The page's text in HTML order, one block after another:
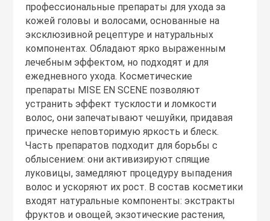
профессиональные препараты для ухода за
кожей головы и волосами, основанные на
эксклюзивной рецептуре и натуральных
компонентах. Обладают ярко выраженным
лечебным эффектом, но подходят и для
ежедневного ухода. Косметические
препараты MISE EN SCENE позволяют
устранить эффект тусклости и ломкости
волос, они запечатывают чешуйки, придавая
прическе неповторимую яркость и блеск.
Часть препаратов подходит для борьбы с
облысением: они активизируют спящие
луковицы, замедляют процедуру выпадения
волос и ускоряют их рост. В состав косметики
входят натуральные компоненты: экстракты
фруктов и овощей, экзотические растения,